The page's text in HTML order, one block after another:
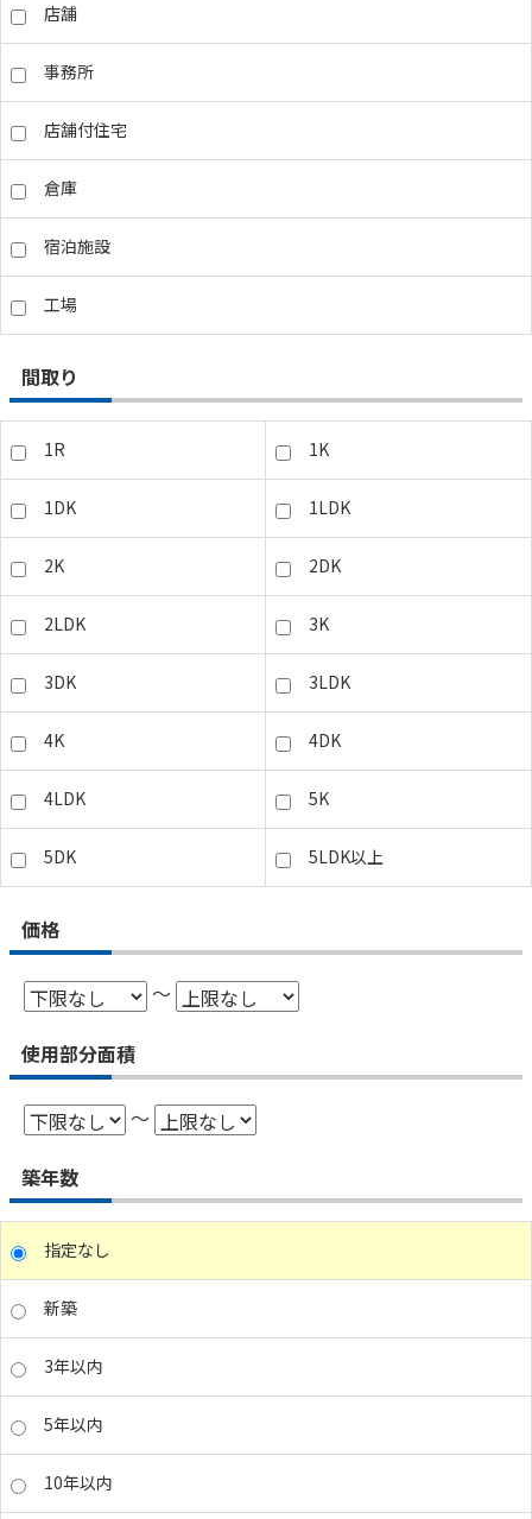
店舗
事務所
店舗付住宅
倉庫
宿泊施設
工場
間取り
1R 1K
1DK 1LDK
2K 2DK
2LDK 3K
3DK 3LDK
4K 4DK
4LDK 5K
5DK 5LDK以上
価格
～
使用部分面積
～
築年数
指定なし
新築
3年以内
5年以内
10年以内